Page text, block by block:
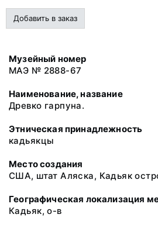
Добавить в заказ
Музейный номер
МАЭ № 2888-67
Наименование, название
Древко гарпуна.
Этническая принадлежность
кадьякцы
Место создания
США, штат Аляска, Кадьяк
Географическая локализация
Кадьяк, о-в